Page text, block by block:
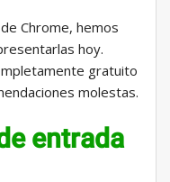
Chrome, hemos
hoy.
gratuito
molestas.
entrada